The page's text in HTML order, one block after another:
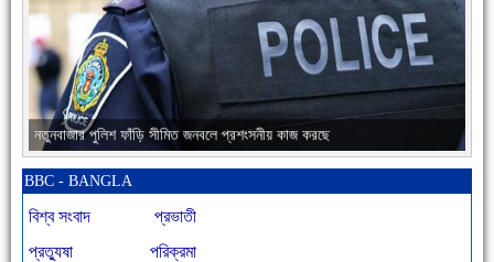
নতুনবাজার পুলিশ ফাঁড়ি সীমিত জনবলে প্রশংসনীয় কাজ করছে
BBC - BANGLA
বিশ্ব সংবাদ
প্রভাতী
প্রত্যুষা
পরিক্রমা